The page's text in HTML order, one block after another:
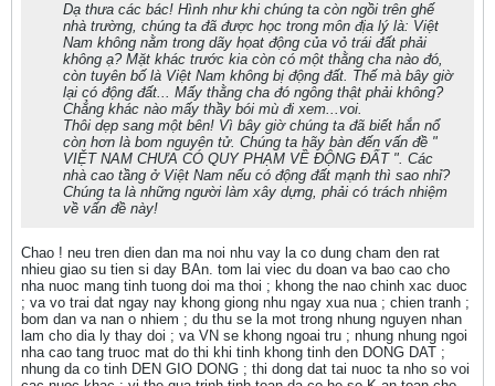
Dạ thưa các bác! Hình như khi chúng ta còn ngồi trên ghế
nhà trường, chúng ta đã được học trong môn địa lý là: Việt
Nam không nằm trong dãy họat động của vỏ trái đất phải
không ạ? Mặt khác trước kia còn có một thằng cha nào đó,
còn tuyên bố là Việt Nam không bị động đất. Thế mà bây giờ
lại có động đất... Mấy thằng cha đó ngông thật phải không?
Chẳng khác nào mấy thầy bói mù đi xem...voi.
Thôi dẹp sang một bên! Vì bây giờ chúng ta đã biết hắn nổ
còn hơn là bom nguyên tử. Chúng ta hãy bàn đến vấn đề "
VIỆT NAM CHƯA CÓ QUY PHẠM VỀ ĐỘNG ĐẤT ". Các
nhà cao tầng ở Việt Nam nếu có động đất mạnh thì sao nhỉ?
Chúng ta là những người làm xây dựng, phải có trách nhiệm
về vấn đề này!
Chao ! neu tren dien dan ma noi nhu vay la co dung cham den rat
nhieu giao su tien si day BAn. tom lai viec du doan va bao cao cho
nha nuoc mang tinh tuong doi ma thoi ; khong the nao chinh xac duoc
; va vo trai dat ngay nay khong giong nhu ngay xua nua ; chien tranh ;
bom dan va nan o nhiem ; du thu se la mot trong nhung nguyen nhan
lam cho dia ly thay doi ; va VN se khong ngoai tru ; nhung nhung ngoi
nha cao tang truoc mat do thi khi tinh khong tinh den DONG DAT ;
nhung da co tinh DEN GIO DONG ; thi dong dat tai nuoc ta nho so voi